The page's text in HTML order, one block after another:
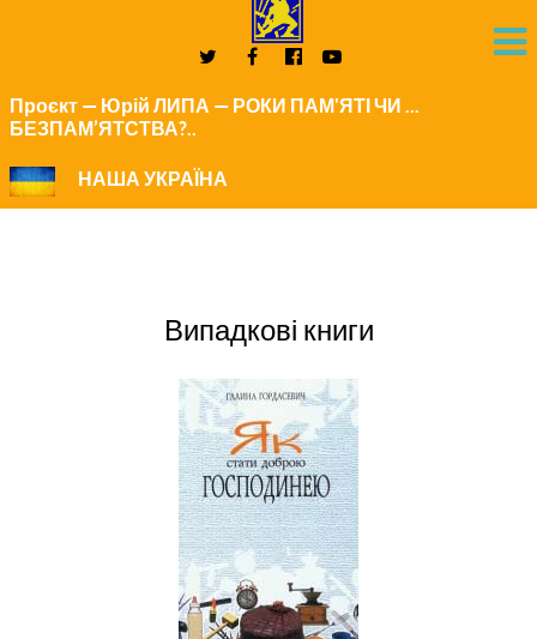
Проєкт — Юрій ЛИПА — РОКИ ПАМ'ЯТІ ЧИ ...
БЕЗПАМ’ЯТСТВА?..
НАША УКРАЇНА
Випадкові книги